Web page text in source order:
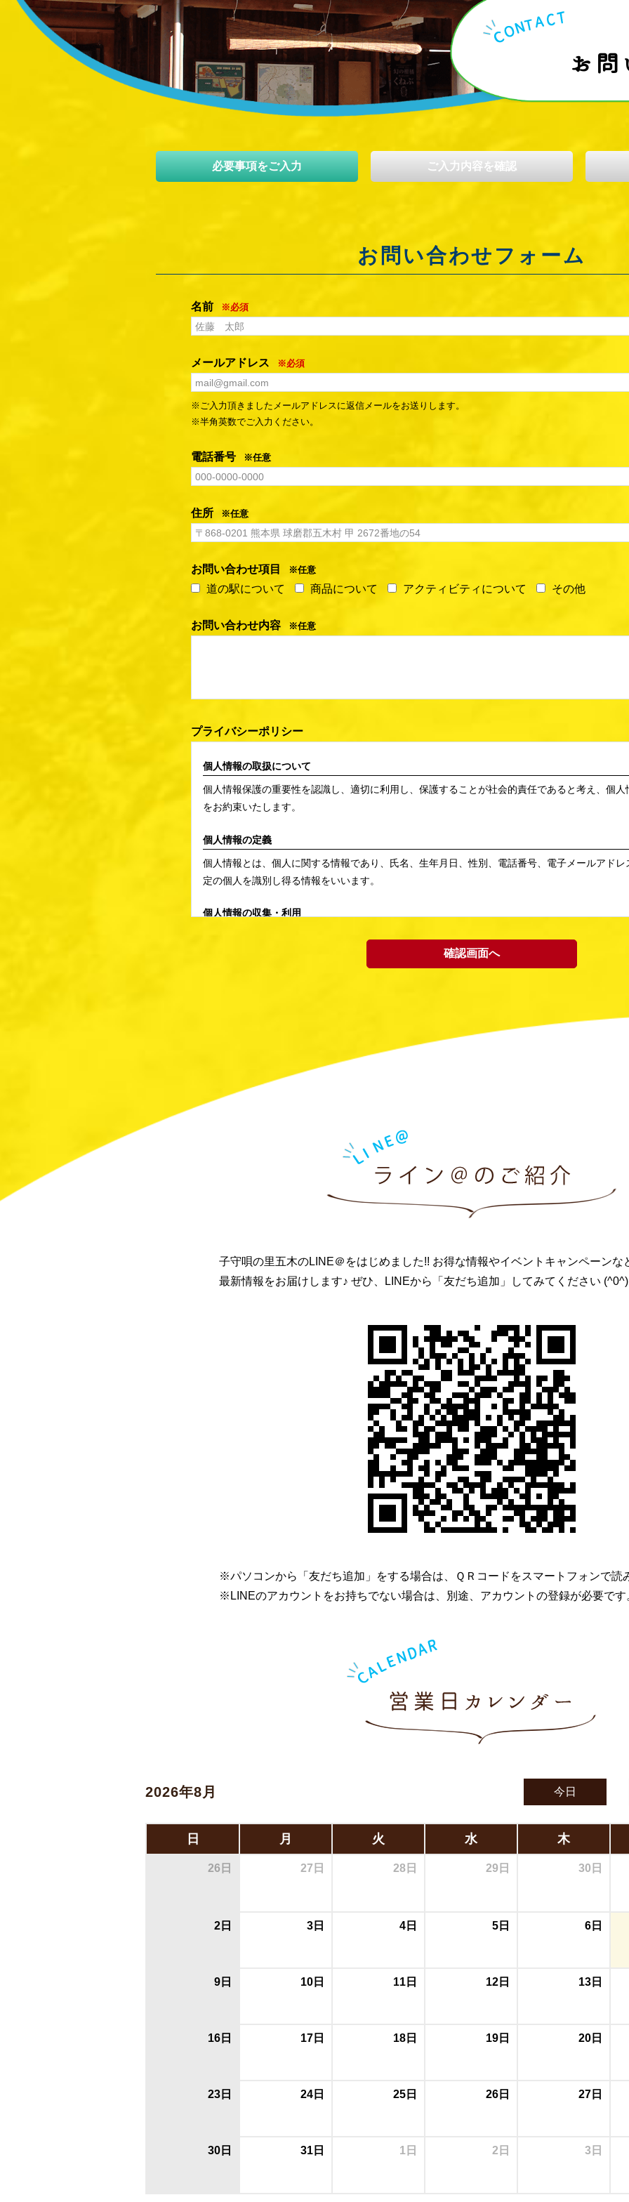
お問
必要事項をご入力 ご入力内容を確認
お問い合わせフォーム
名前 ※必須
メールアドレス ※必須
※ご入力頂きましたメールアドレスに返信メールをお送りします。
※半角英数でご入力ください。
電話番号 ※任意
住所 ※任意
お問い合わせ項目 ※任意
道の駅について 商品について アクティビティについて その他
お問い合わせ内容 ※任意
プライバシーポリシー
個人情報の取扱について
個人情報保護の重要性を認識し、適切に利用し、保護することが社会的責任であると考え、個人
をお約束いたします。
個人情報の定義
個人情報とは、個人に関する情報であり、氏名、生年月日、性別、電話番号、電子メールアド
定の個人を識別し得る情報をいいます。
個人情報の収集・利用
当社による個人情報の収集・利用は、お客様の自発的な提供によるものであり、お客様が個人情
当社が本方針に則って個人情報を利用することをお客様が許諾したものとします。
・業務遂行上で必要となる当社からの問い合わせ、確認、およびサービス向上のための意見収集
個人情報の第三者提供
当社は、法令に基づく場合等正当な理由によらない限り、事前に本人の同意を得ることなく、個
当店は、お客様へ商品やサービスを提供する等の業務遂行上、個人情報の一部を外部の委託先へ
す。その場合、業務委託先が適切に個人情報を取り扱うように管理いたします。
また、個人情報を正確に、また最新なものに保つよう、お預かりした個人情報の適切な管理を行
認させていただいたうえで、合理的な範囲ですみやかに対応させていただきます。
当店のお買い物カゴは、ベリサイン社のデジタルIDにより証明されています。お買い物カゴでの
SSL暗号通信により、お客様のウェブブラウザーとサーバ間の通信がすべて暗号化されるので、
子守唄の里五木のLINE＠をはじめました!! お得な情報やイベントキャンペーンな
最新情報をお届けします♪ ぜひ、LINEから「友だち追加」してみてください (^0^)
※パソコンから「友だち追加」をする場合は、ＱＲコードをスマートフォンで読
※LINEのアカウントをお持ちでない場合は、別途、アカウントの登録が必要です
2026年8月 今日
日 月 火 水 木
26日 27日 28日 29日 30日
2日 3日 4日 5日 6日
9日 10日 11日 12日 13日
16日 17日 18日 19日 20日
23日 24日 25日 26日 27日
30日 31日 1日 2日 3日